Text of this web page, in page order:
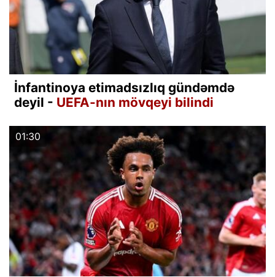
İnfantinoya etimadsızlıq gündəmdə
deyil - UEFA-nın mövqeyi bilindi
01:30